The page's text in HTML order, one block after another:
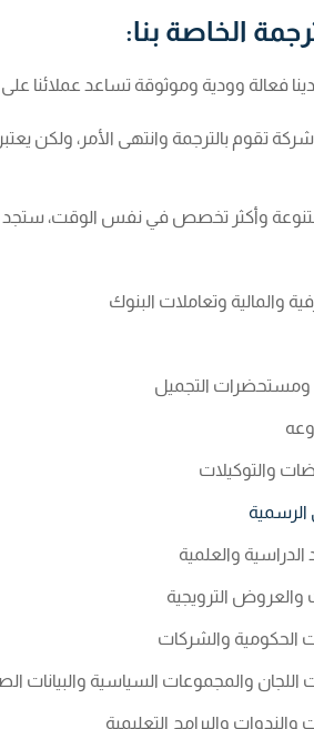
الخاصة بنا:
فعالة وودية وموثوقة تساعد عملائنا
شركة تقوم بالترجمة وانتهى الأمر، ولكن
وأكثر تخصص في نفس الوقت، ستجد
والمالية وتعاملات البنوك
ومستحضرات التجميل
والتوكيلات
الرسمية
الدراسية والعلمية
والعروض الترويجية
الحكومية والشركات
اللجان والمجموعات السياسية والبيانات
والندوات والبرامج التعليمية